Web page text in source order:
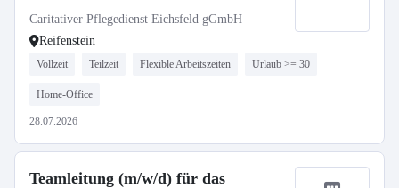
Caritativer Pflegedienst Eichsfeld gGmbH
Reifenstein
Vollzeit Teilzeit Flexible Arbeitszeiten Urlaub >= 30
Home-Office
28.07.2026
Teamleitung (m/w/d) für das